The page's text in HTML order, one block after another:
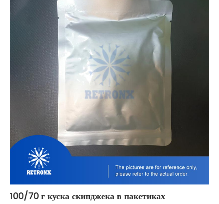
100/70 г куска скипджека в пакетиках